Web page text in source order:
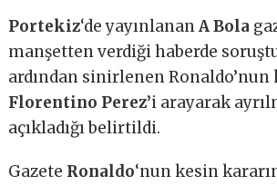
Portekiz‘de yayınlananA Bola
manşetten verdiği haberde
ardından sinirlenen Ronaldo’nun
Florentino Perez’i arayarak
açıkladığı belirtildi.
Gazete Ronaldo‘nun kesin